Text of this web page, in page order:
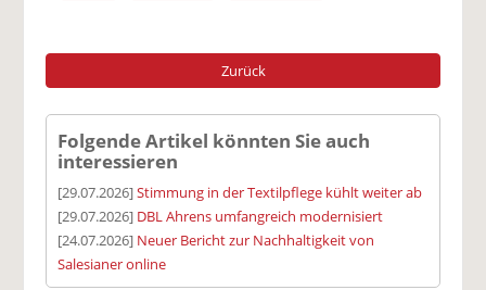
Zurück
Folgende Artikel könnten Sie auch
interessieren
[29.07.2026]Stimmung in der Textilpflege kühlt weiter ab
[29.07.2026] DBL Ahrens umfangreich modernisiert
[24.07.2026] Neuer Bericht zur Nachhaltigkeit von
Salesianer online